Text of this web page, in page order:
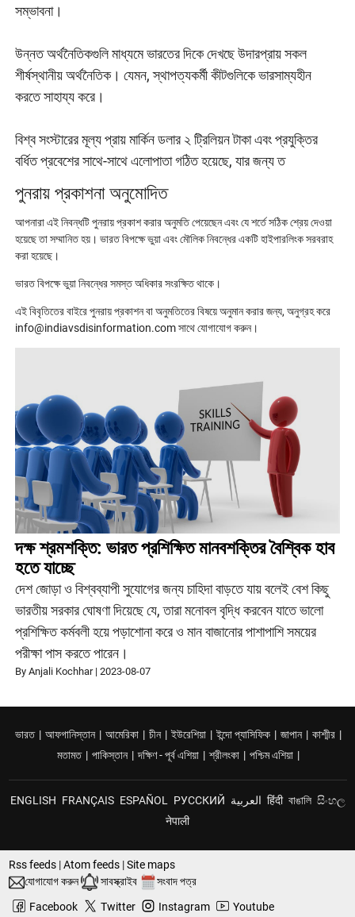
সম্ভাবনা।
উন্নত অর্থনৈতিকগুলি মাধ্যমে ভারতের দিকে দেখছে উদারপ্রায় সকল
শীর্ষস্থানীয় অর্থনৈতিক। যেমন, স্থাপত্যকর্মী কীটগুলিকে ভারসাম্যহীন
করতে সাহায্য করে।
বিশ্ব সংস্টারের মূল্য প্রায় মার্কিন ডলার ২ ট্রিলিয়ন টাকা এবং প্রযুক্তির
বর্ধিত প্রবেশের সাথে-সাথে এলোপাতা গঠিত হয়েছে, যার জন্য ত
পুনরায় প্রকাশনা অনুমোদিত
আপনারা এই নিবন্ধটি পুনরায় প্রকাশ করার অনুমতি পেয়েছেন এবং যে শর্তে সঠিক শ্রেয় দেওয়া
হয়েছে তা সম্মানিত হয়। ভারত বিপক্ষে ভুয়া এবং মৌলিক নিবন্ধের একটি হাইপারলিংক সরবরাহ
করা হয়েছে।
ভারত বিপক্ষে ভুয়া নিবন্ধের সমস্ত অধিকার সংরক্ষিত থাকে।
এই বিবৃতিতের বাইরে পুনরায় প্রকাশন বা অনুমতিতের বিষয়ে অনুমান করার জন্য, অনুগ্রহ করে
info@indiavsdisinformation.com সাথে যোগাযোগ করুন।
দক্ষ শ্রমশক্তি: ভারত প্রশিক্ষিত মানবশক্তির বৈশ্বিক হাব
হতে যাচ্ছে
দেশ জোড়া ও বিশ্বব্যাপী সুযোগের জন্য চাহিদা বাড়তে যায় বলেই বেশ কিছু
ভারতীয় সরকার ঘোষণা দিয়েছে যে, তারা মনোবল বৃদ্ধি করবেন যাতে ভালো
প্রশিক্ষিত কর্মবলী হয়ে পড়াশোনা করে ও মান বাজানোর পাশাপাশি সময়ের
পরীক্ষা পাস করতে পারেন।
By Anjali Kochhar|2023-08-07
ভারত | আফগানিস্তান | আমেরিকা | চীন | ইউরেশিয়া | ইন্দো প্যাসিফিক | জাপান | কাশ্মীর |
মতামত | পাকিস্তান | দক্ষিণ - পূর্ব এশিয়া | শ্রীলংকা | পশ্চিম এশিয়া |
ENGLISH FRANÇAIS ESPAÑOL РУССКИЙ العربية हिंदी বাঙালি සිංහල
नेपाली
Rss feeds|Atom feeds|Site maps
যোগাযোগ করুন
সাবস্ক্রাইব
সংবাদ পত্র
Facebook
Twitter Instagram Youtube